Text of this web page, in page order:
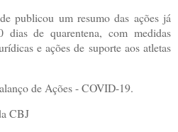
publicou um resumo das ações já
dias de quarentena, com medidas
e ações de suporte aos atletas
de Ações - COVID-19.
CBJ